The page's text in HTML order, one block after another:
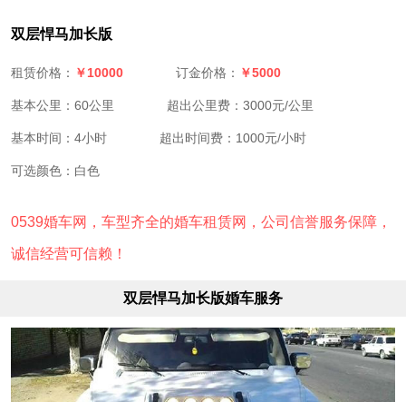
双层悍马加长版
租赁价格： ￥10000 订金价格： ￥5000
基本公里：60公里 超出公里费：3000元/公里
基本时间：4小时 超出时间费：1000元/小时
可选颜色：白色
0539婚车网，车型齐全的婚车租赁网，公司信誉服务保障，
诚信经营可信赖！
双层悍马加长版婚车服务